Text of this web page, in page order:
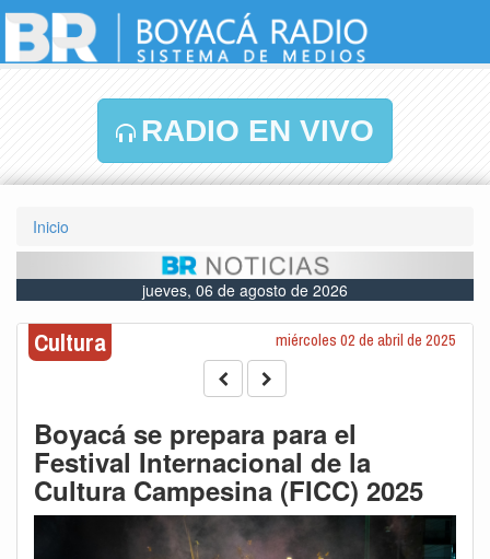
RADIO EN VIVO
Inicio
jueves, 06 de agosto de 2026
Cultura miércoles 02 de abril de 2025
Boyacá se prepara para el
Festival Internacional de la
Cultura Campesina (FICC) 2025